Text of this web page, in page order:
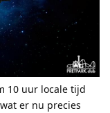
10 uur locale tijd
er nu precies